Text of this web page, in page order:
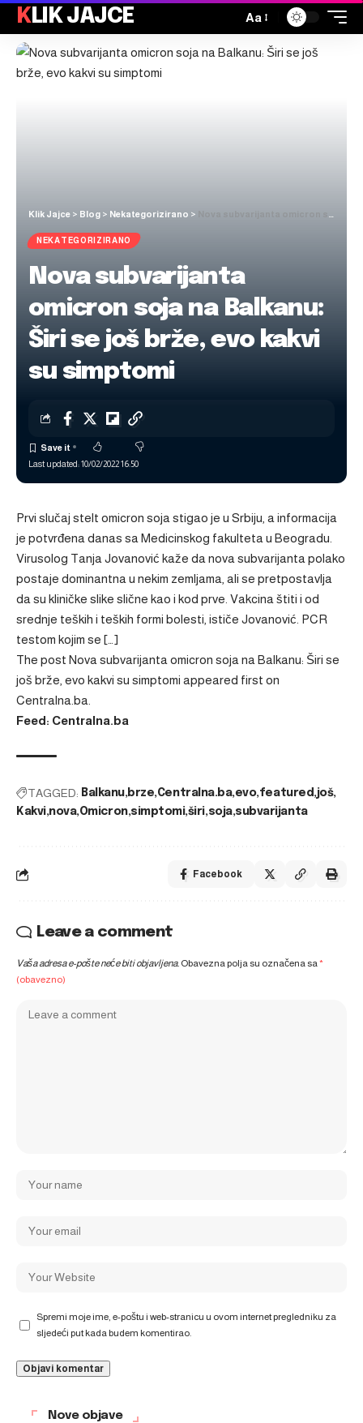
KLIK JAJCE Aa
Klik Jajce > Blog > Nekategorizirano >
NEKATEGORIZIRANO
Nova subvarijanta
omicron soja na Balkanu:
Širi se još brže, evo kakvi
su simptomi
Last updated: 10/02/2022 16:50
Prvi slučaj stelt omicron soja stigao je u Srbiju, a informacija
je potvrđena danas sa Medicinskog fakulteta u Beogradu.
Virusolog Tanja Jovanović kaže da nova subvarijanta polako
postaje dominantna u nekim zemljama, ali se pretpostavlja
da su kliničke slike slične kao i kod prve. Vakcina štiti i od
srednje teških i teških formi bolesti, ističe Jovanović. PCR
testom kojim se […]
The post Nova subvarijanta omicron soja na Balkanu: Širi se
još brže, evo kakvi su simptomi appeared first on
Centralna.ba
Feed: Centralna.ba
TAGGED: Balkanu brze Centralna.ba evo featured još
Kakvi nova Omicron simptomi širi soja subvarijanta
Facebook
Leave a comment
Vaša adresa e-pošte neće biti objavljena. Obavezna polja su označena sa*
(obavezno)
Spremi moje ime, e-poštu i web-stranicu u ovom internet pregledniku za
sljedeći put kada budem komentirao.
Nove objave